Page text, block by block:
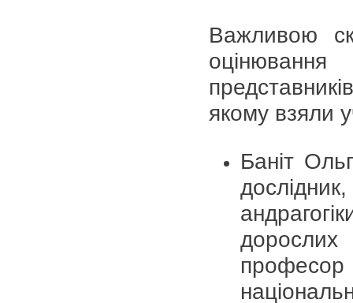
Важливою
якому взяли
Баніт